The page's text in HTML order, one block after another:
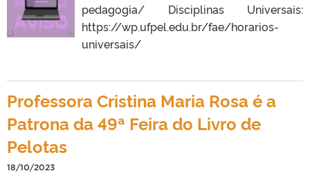
pedagogia/ Disciplinas Universais:
https://wp.ufpel.edu.br/fae/horarios-
universais/
Professora Cristina Maria Rosa é a
Patrona da 49ª Feira do Livro de
Pelotas
18/10/2023